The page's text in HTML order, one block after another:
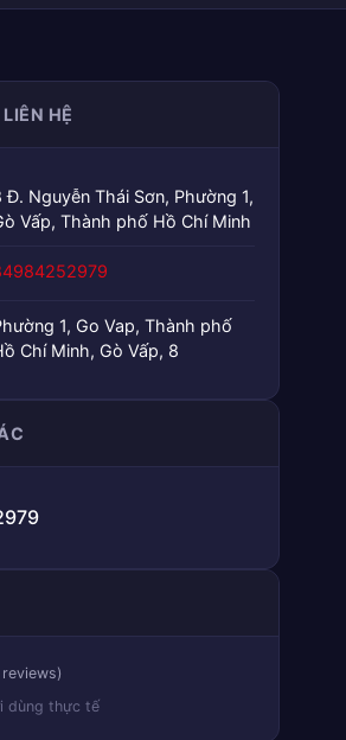
HỆ
Đ. Nguyễn Thái Sơn, Phường 1,
Vấp, Thành phố Hồ Chí Minh
1, Go Vap, Thành phố
Chí Minh, Gò Vấp, 8
dùng thực tế